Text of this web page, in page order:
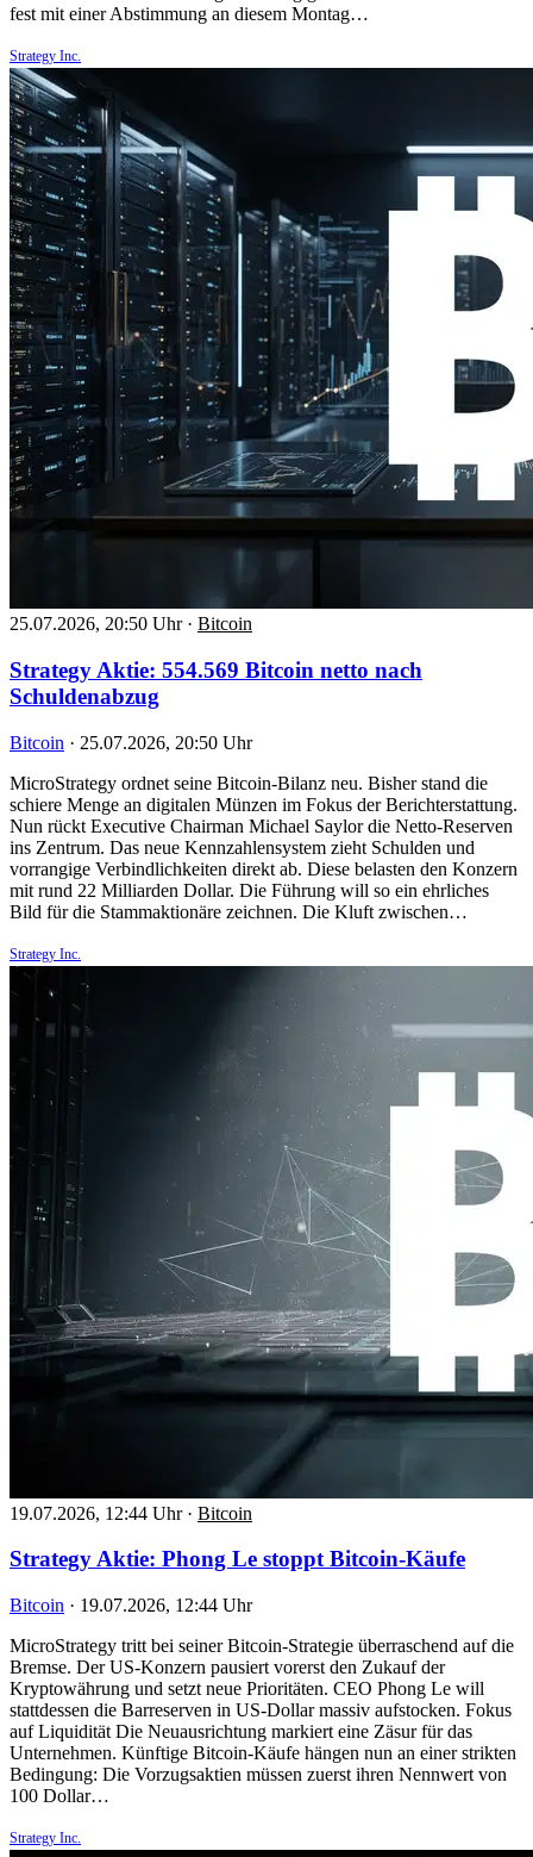
fest mit einer Abstimmung an diesem Montag…
Strategy Inc.
25.07.2026, 20:50 Uhr · Bitcoin
Strategy Aktie: 554.569 Bitcoin netto nach
Schuldenabzug
Bitcoin · 25.07.2026, 20:50 Uhr
MicroStrategy ordnet seine Bitcoin-Bilanz neu. Bisher stand die
schiere Menge an digitalen Münzen im Fokus der Berichterstattung.
Nun rückt Executive Chairman Michael Saylor die Netto-Reserven
ins Zentrum. Das neue Kennzahlensystem zieht Schulden und
vorrangige Verbindlichkeiten direkt ab. Diese belasten den Konzern
mit rund 22 Milliarden Dollar. Die Führung will so ein ehrliches
Bild für die Stammaktionäre zeichnen. Die Kluft zwischen…
Strategy Inc.
19.07.2026, 12:44 Uhr · Bitcoin
Strategy Aktie: Phong Le stoppt Bitcoin-Käufe
Bitcoin · 19.07.2026, 12:44 Uhr
MicroStrategy tritt bei seiner Bitcoin-Strategie überraschend auf die
Bremse. Der US-Konzern pausiert vorerst den Zukauf der
Kryptowährung und setzt neue Prioritäten. CEO Phong Le will
stattdessen die Barreserven in US-Dollar massiv aufstocken. Fokus
auf Liquidität Die Neuausrichtung markiert eine Zäsur für das
Unternehmen. Künftige Bitcoin-Käufe hängen nun an einer strikten
Bedingung: Die Vorzugsaktien müssen zuerst ihren Nennwert von
100 Dollar…
Strategy Inc.